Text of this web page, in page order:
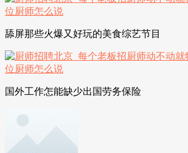
舔屏那些火爆又好玩的美食综艺节目
国外工作怎能缺少出国劳务保险